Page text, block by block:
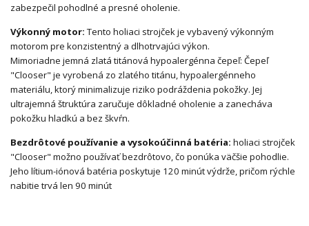
zabezpečil pohodlné a presné oholenie.
Výkonný motor: Tento holiaci strojček je vybavený výkonným
motorom pre konzistentný a dlhotrvajúci výkon.
Mimoriadne jemná zlatá titánová hypoalergénna čepeľ: Čepeľ
"Clooser" je vyrobená zo zlatého titánu, hypoalergénneho
materiálu, ktorý minimalizuje riziko podráždenia pokožky. Jej
ultrajemná štruktúra zaručuje dôkladné oholenie a zanecháva
pokožku hladkú a bez škvŕn.
Bezdrôtové používanie a vysokoúčinná batéria: holiaci strojček
"Clooser" možno používať bezdrôtovo, čo ponúka väčšie pohodlie.
Jeho lítium-iónová batéria poskytuje 120 minút výdrže, pričom rýchle
nabitie trvá len 90 minút